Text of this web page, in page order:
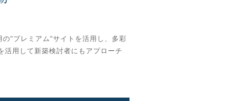
"プレミアム"サイトを活用し、多彩
用して新築検討者にもアプローチ